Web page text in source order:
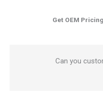
Get OEM
Can you